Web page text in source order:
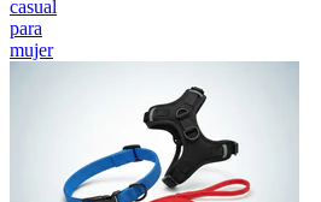
casual
para
mujer